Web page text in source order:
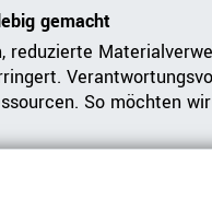
gemacht
reduzierte
So möchten